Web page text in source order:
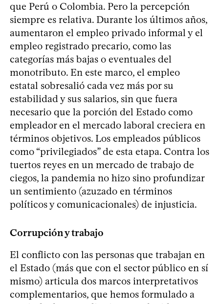
que Perú o Colombia. Pero la percepción
siempre es relativa. Durante los últimos años,
aumentaron el empleo privado informal y el
empleo registrado precario, como las
categorías más bajas o eventuales del
monotributo. En este marco, el empleo
estatal sobresalió cada vez más por su
estabilidad y sus salarios, sin que fuera
necesario que la porción del Estado como
empleador en el mercado laboral creciera en
términos objetivos. Los empleados públicos
como “privilegiados” de esta etapa. Contra los
tuertos reyes en un mercado de trabajo de
ciegos, la pandemia no hizo sino profundizar
un sentimiento (azuzado en términos
políticos y comunicacionales) de injusticia.
Corrupción y trabajo
El conflicto con las personas que trabajan en
el Estado (más que con el sector público en sí
mismo) articula dos marcos interpretativos
complementarios, que hemos formulado a